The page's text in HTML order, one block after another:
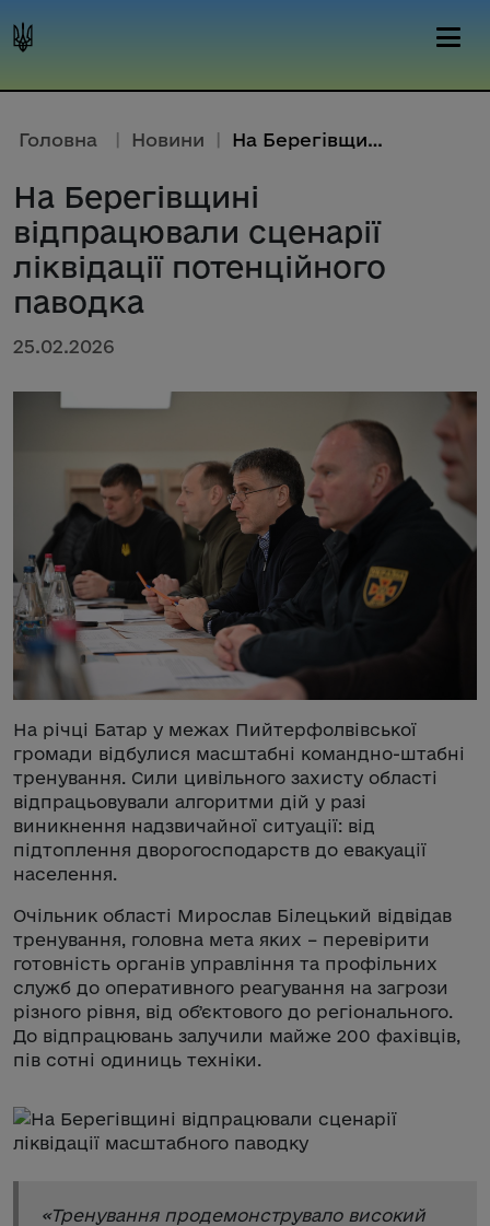
Головна | Новини | На Берегівщині відпрацювали сц...
На Берегівщині
відпрацювали сценарії
ліквідації потенційного
паводка
25.02.2026
На річці Батар у межах Пийтерфолвівської
громади відбулися масштабні командно-штабні
тренування. Сили цивільного захисту області
відпрацьовували алгоритми дій у разі
виникнення надзвичайної ситуації: від
підтоплення дворогосподарств до евакуації
населення.
Очільник області Мирослав Білецький відвідав
тренування, головна мета яких – перевірити
готовність органів управління та профільних
служб до оперативного реагування на загрози
різного рівня, від обʼєктового до регіонального.
До відпрацювань залучили майже 200 фахівців,
пів сотні одиниць техніки.
«Тренування продемонструвало високий